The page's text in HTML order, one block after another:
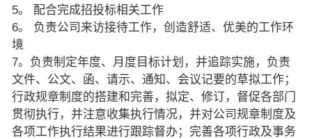
5。 配合完成招投标相关工作
6。 负责公司来访接待工作，创造舒适、优美的工作环
境
7。负责制定年度、月度目标计划，并追踪实施，负责
文件、公文、函、请示、通知、会议记要的草拟工作；
行政规章制度的搭建和完善，拟定、修订，督促各部门
贯彻执行，并注意收集执行情况，并对公司规章制度及
各项工作执行结果进行跟踪督办；完善各项行政及事务